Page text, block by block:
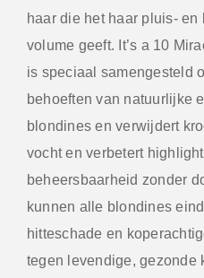
haar die het haar pluis-
volume geeft. It’s a 10
is speciaal samengesteld
behoeften van natuurlijke
blondines en verwijdert
vocht en verbetert
beheersbaarheid zonder
kunnen alle blondines
hitteschade en
tegen levendige, gezonde